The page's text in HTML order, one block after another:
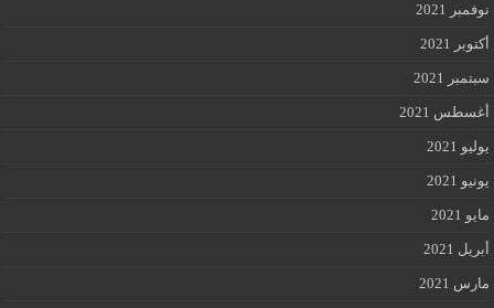
نوفمبر 2021
أكتوبر 2021
سبتمبر 2021
أغسطس 2021
يوليو 2021
يونيو 2021
مايو 2021
أبريل 2021
مارس 2021